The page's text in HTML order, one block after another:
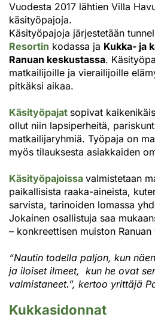
Vuodesta 2017 lähtien Villa
käsityöpajoja.
Käsityöpajoja järjestetään
Resortin kodassa ja Kukka- ja
Ranuan keskustassa.
matkailijoille ja vierailijoille
pitkäksi aikaa.
Käsityöpajat sopivat
ollut niin lapsiperheitä,
matkailijaryhmiä. Työpaja on
myös tilauksesta asiakkaiden
Käsityöpajoissa valmistetaan
paikallisista raaka-aineista,
sarvista, tarinoiden lomassa
Jokainen osallistuja saa
– konkreettisen muiston Ranuan
“Nautin todella paljon, kun
ja iloiset ilmeet, kun he ovat
valmistaneet.”, kertoo yrittäjä
Kukkasidonnat